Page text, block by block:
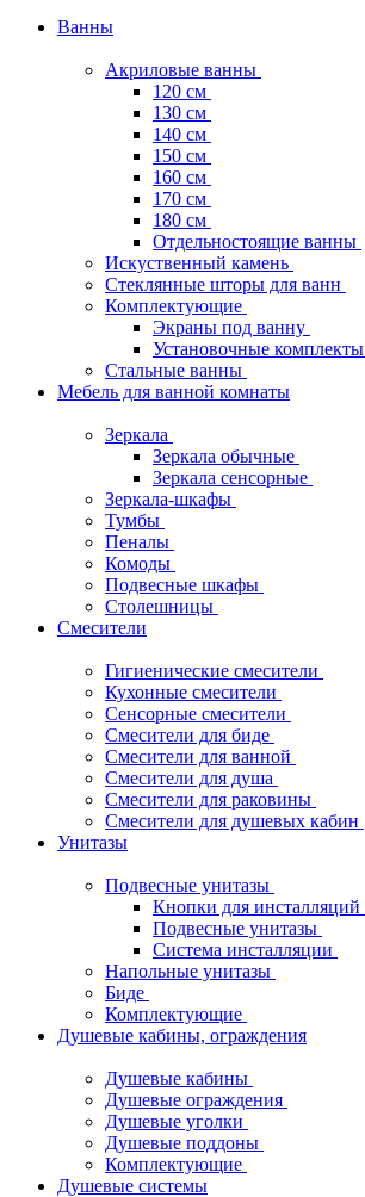
Ванны
Акриловые ванны
120 см
130 см
140 см
150 см
160 см
170 см
180 см
Отдельностоящие ванны
Искуственный камень
Стеклянные шторы для ванн
Комплектующие
Экраны под ванну
Установочные комплекты
Стальные ванны
Мебель для ванной комнаты
Зеркала
Зеркала обычные
Зеркала сенсорные
Зеркала-шкафы
Тумбы
Пеналы
Комоды
Подвесные шкафы
Столешницы
Смесители
Гигиенические смесители
Кухонные смесители
Сенсорные смесители
Смесители для биде
Смесители для ванной
Смесители для душа
Смесители для раковины
Смесители для душевых кабин
Унитазы
Подвесные унитазы
Кнопки для инсталляций
Подвесные унитазы
Система инсталляции
Напольные унитазы
Биде
Комплектующие
Душевые кабины, ограждения
Душевые кабины
Душевые ограждения
Душевые уголки
Душевые поддоны
Комплектующие
Душевые системы